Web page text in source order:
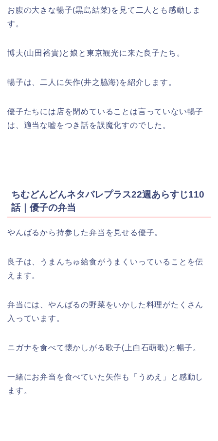
お腹の大きな暢子(黒島結菜)を見て二人とも感動しま
す。
博夫(山田裕貴)と娘と東京観光に来た 良子たち 。
暢子は、二人に矢作(井之脇海)を紹介します。
優子たちには店を閉めていることは言っていない暢子
は、適当な嘘をつき話を誤魔化すのでした。
ちむどんどんネタバレプラス22週あらすじ110
話｜優子の弁当
やんばるから持参した弁当を見せる優子。
良子は、うまんちゅ給食がうまくいっていることを伝
えます。
弁当には、やんばるの野菜をいかした料理がたくさん
入っています。
ニガナを食べて懐かしがる歌子(上白石萌歌)と暢子。
一緒にお弁当を食べていた矢作も「うめえ」と感動し
ます。